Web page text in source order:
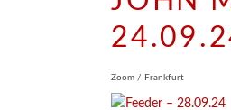
Zoom / Frankfurt